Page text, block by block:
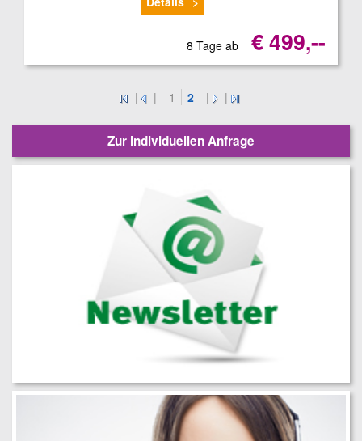
8 Tage ab € 499,--
| | 1 2 | |
Zur individuellen Anfrage